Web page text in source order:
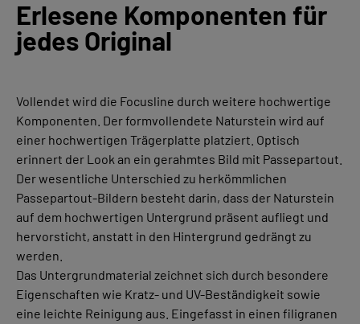
Erlesene Komponenten für
jedes Original
Vollendet wird die Focusline durch weitere hochwertige
Komponenten. Der formvollendete Naturstein wird auf
einer hochwertigen Trägerplatte platziert. Optisch
erinnert der Look an ein gerahmtes Bild mit Passepartout.
Der wesentliche Unterschied zu herkömmlichen
Passepartout-Bildern besteht darin, dass der Naturstein
auf dem hochwertigen Untergrund präsent aufliegt und
hervorsticht, anstatt in den Hintergrund gedrängt zu
werden.
Das Untergrundmaterial zeichnet sich durch besondere
Eigenschaften wie Kratz- und UV-Beständigkeit sowie
eine leichte Reinigung aus. Eingefasst in einen filigranen